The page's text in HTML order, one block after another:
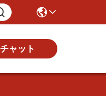
チャット